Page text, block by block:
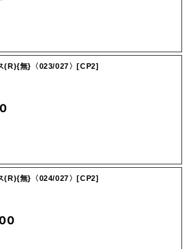
(R){無}〈023/027〉[CP2]
(R){無}〈024/027〉[CP2]